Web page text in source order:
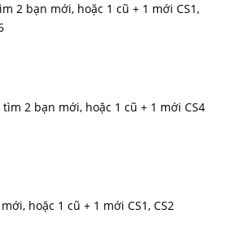
2 bạn mới, hoặc 1 cũ + 1 mới CS1,
2 bạn mới, hoặc 1 cũ + 1 mới CS4
hoặc 1 cũ + 1 mới CS1, CS2